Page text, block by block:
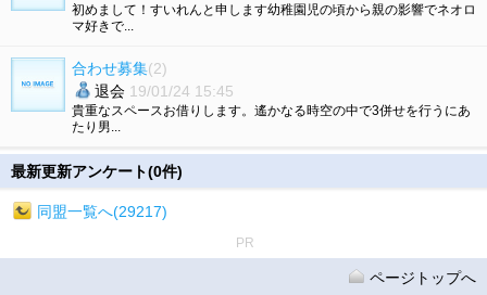
初めまして！すいれんと申します幼稚園児の頃から親の影響でネオロ
マ好きで...
合わせ募集(2)
退会 19/01/24 15:45
貴重なスペースお借りします。遙かなる時空の中で3併せを行うにあ
たり男...
最新更新アンケート(0件)
同盟一覧へ(29217)
PR
ページトップへ